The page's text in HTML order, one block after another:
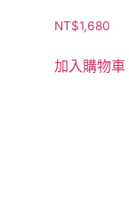
NT$1,680
加入購物車